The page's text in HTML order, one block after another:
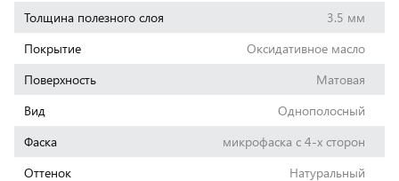
Толщина полезного слоя
3.5 мм
Покрытие
Оксидативное масло
Поверхность
Матовая
Вид
Однополосный
Фаска
микрофаска с 4-х сторон
Оттенок
Натуральный